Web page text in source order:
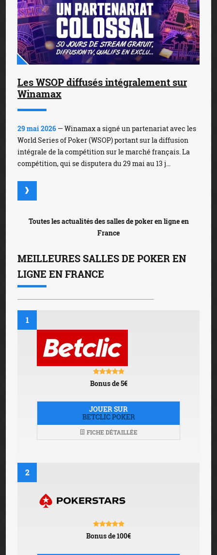
Les WSOP diffusés intégralement sur
Winamax
29 mai 2026 — Winamax a signé un partenariat avec les
World Series of Poker (WSOP) portant sur la diffusion
intégrale de la compétition sur le marché français. La
compétition, qui se disputera du 29 mai au 13 j...
Toutes les actualités des salles de poker en ligne en
France
MEILLEURES SALLES DE POKER EN
LIGNE EN FRANCE
1
Bonus de 5€
JOUER SUR
BETCLIC POKER
FICHE DÉTAILLÉE
2
Bonus de 100€